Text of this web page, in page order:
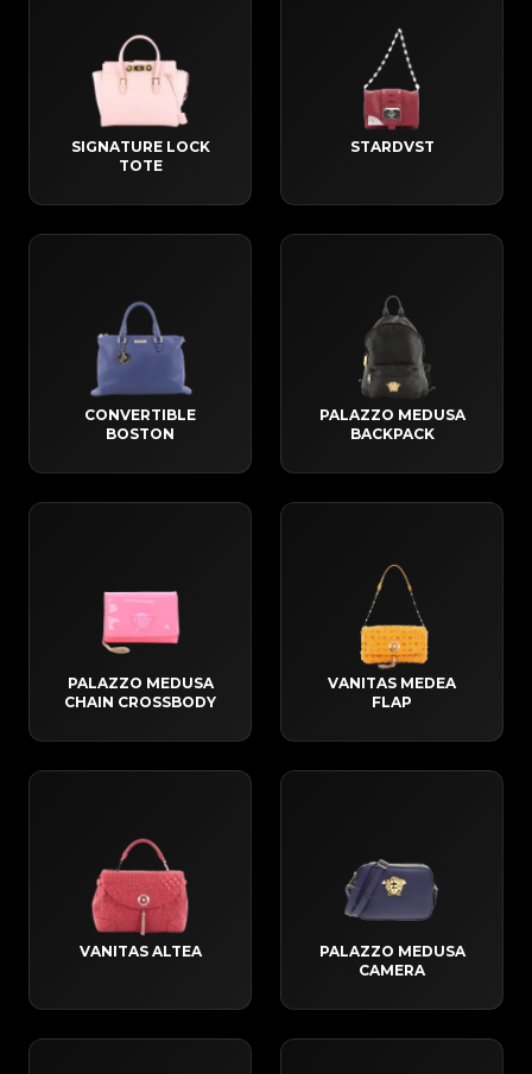
SIGNATURE LOCK
TOTE
STARDVST
CONVERTIBLE
BOSTON
PALAZZO MEDUSA
BACKPACK
PALAZZO MEDUSA
CHAIN CROSSBODY
VANITAS MEDEA
FLAP
VANITAS ALTEA
PALAZZO MEDUSA
CAMERA